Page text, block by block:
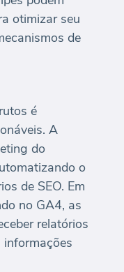
otimizar seu
de
é
A
do
o
de SEO. Em
no GA4, as
relatórios